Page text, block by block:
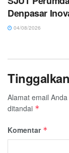
Denpasar
04/08/2026
Alamat email
ditandai *
Komentar *